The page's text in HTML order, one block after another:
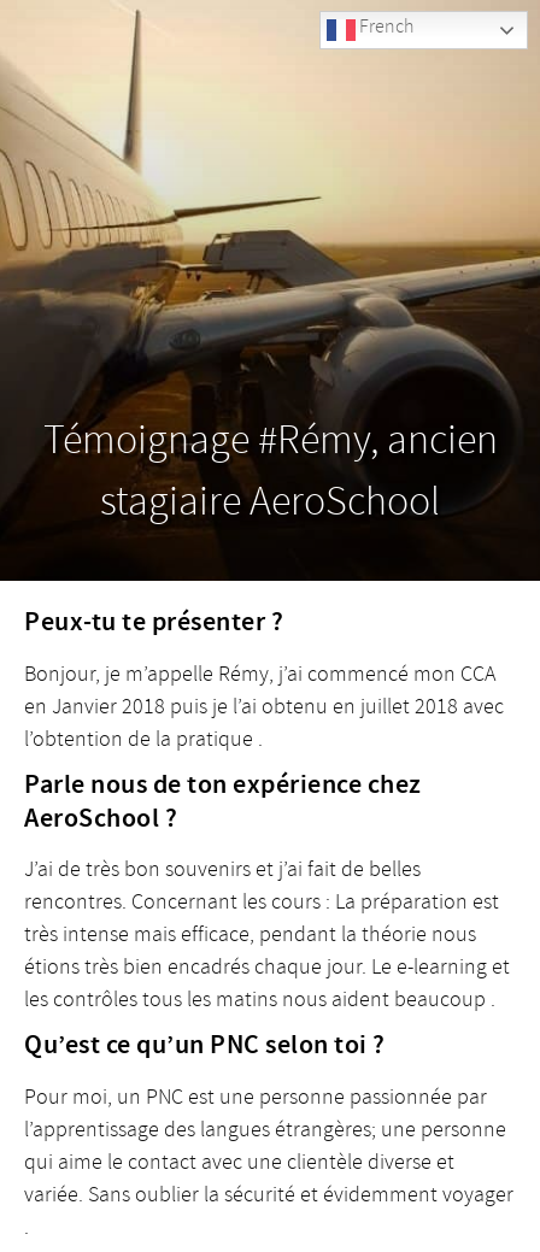
Témoignage #Rémy, ancien
stagiaire AeroSchool
Peux-tu te présenter ?
Bonjour, je m’appelle Rémy, j’ai commencé mon CCA
en Janvier 2018 puis je l’ai obtenu en juillet 2018 avec
l’obtention de la pratique .
Parle nous de ton expérience chez
AeroSchool ?
J’ai de très bon souvenirs et j’ai fait de belles
rencontres. Concernant les cours : La préparation est
très intense mais efficace, pendant la théorie nous
étions très bien encadrés chaque jour. Le e-learning et
les contrôles tous les matins nous aident beaucoup .
Qu’est ce qu’un PNC selon toi ?
Pour moi, un PNC est une personne passionnée par
l’apprentissage des langues étrangères; une personne
qui aime le contact avec une clientèle diverse et
variée. Sans oublier la sécurité et évidemment voyager
.
French